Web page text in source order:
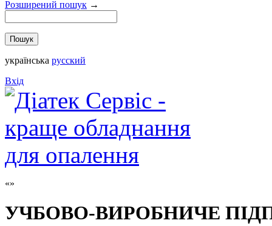
Розширений пошук →
українська русский
Вхід
УЧБОВО-ВИРОБНИЧЕ